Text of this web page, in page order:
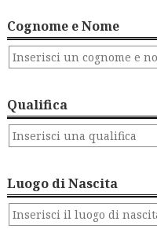
Cognome e Nome
Qualifica
Luogo di Nascita